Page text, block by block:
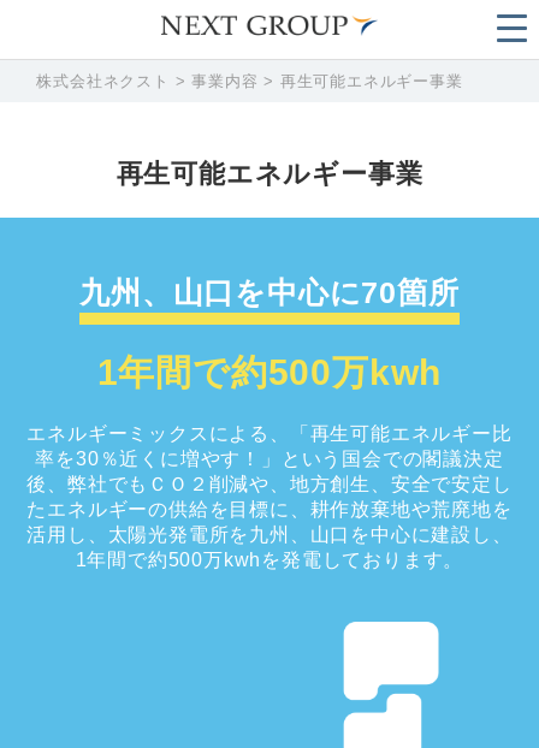
株式会社ネクスト >事業内容 > 再生可能エネルギー事業
再生可能エネルギー事業
九州、山口を中心に70箇所
1年間で約500万kwh
エネルギーミックスによる、「再生可能エネルギー比
率を30％近くに増やす！」という国会での閣議決定
後、弊社でもＣＯ２削減や、地方創生、安全で安定し
たエネルギーの供給を目標に、耕作放棄地や荒廃地を
活用し、太陽光発電所を九州、山口を中心に建設し、
1年間で約500万kwhを発電しております。